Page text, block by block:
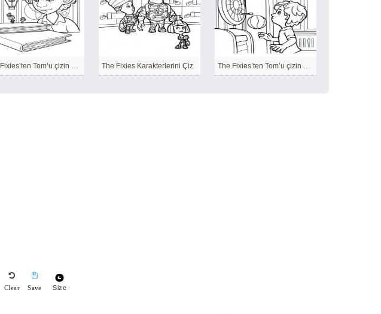
The Fixies’ten Tom’u çizin – Sayfa 5 The Fixies Karakterlerini Çiz The Fixies’ten Tom’u çizin – Sayfa 13
Clear Save Size